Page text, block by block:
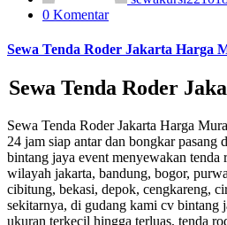
0 Komentar
Sewa Tenda Roder Jakarta Harga
Sewa Tenda Roder
Sewa Tenda Roder Jakarta Harga
24 jam siap antar dan bongkar pasang
bintang jaya event menyewakan tenda
wilayah jakarta, bandung, bogor,
cibitung, bekasi, depok, cengkareng,
sekitarnya, di gudang kami cv bintang
ukuran terkecil hingga terluas, tenda